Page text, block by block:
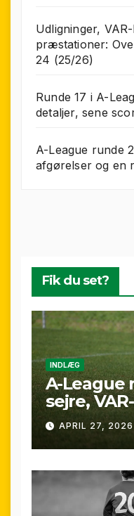
Udligninger,
præstationer:
24 (25/26)
Runde 17 i A-
detaljer, sene
A-League runde
afgørelser og en
Fik du set?
INDLÆG
A-League
sejre,
sene
APRIL 27, 2026